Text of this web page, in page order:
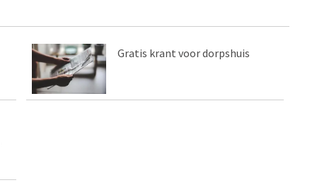
Gratis krant voor dorpshuis